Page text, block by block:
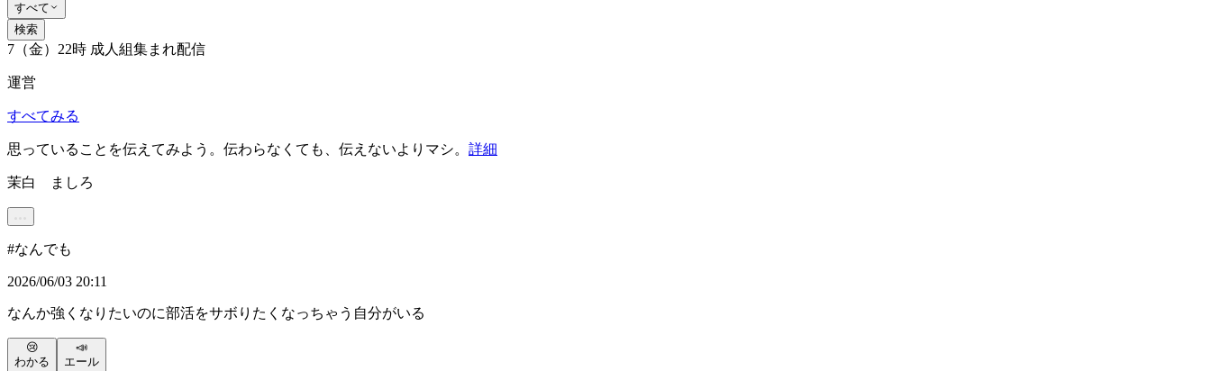
すべて
検索
7（金）22時 成人組集まれ配信
運営
すべてみる
思っていることを伝えてみよう。伝わらなくても、伝えないよりマシ。 詳細
茉白 ましろ
#なんでも
2026/06/03 20:11
なんか強くなりたいのに部活をサボりたくなっちゃう自分がいる
😢
わかる
📣
エール